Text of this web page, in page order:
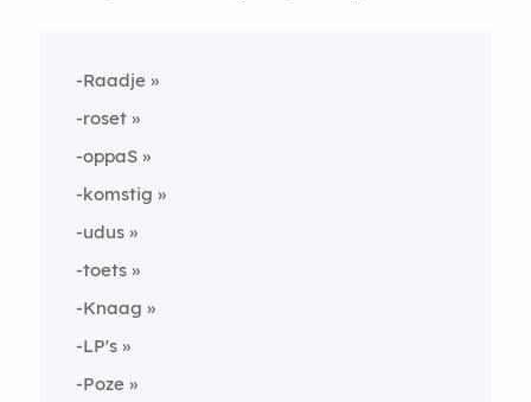
-Raadje
-roset
-oppaS
-komstig
-udus
-toets
-Knaag
-LP's
-Poze